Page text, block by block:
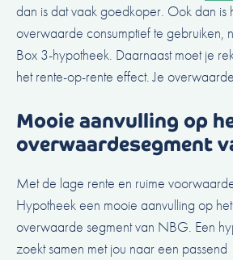
dan is dat vaak goedkoper. Ook dan is
overwaarde consumptief te gebruiken,
Box 3-hypotheek. Daarnaast moet je
het rente-op-rente effect. Je
Mooie aanvulling op
overwaardesegment
Met de lage rente en ruime
Hypotheek een mooie aanvulling op
overwaarde segment van NBG. Een
zoekt samen met jou naar een passend